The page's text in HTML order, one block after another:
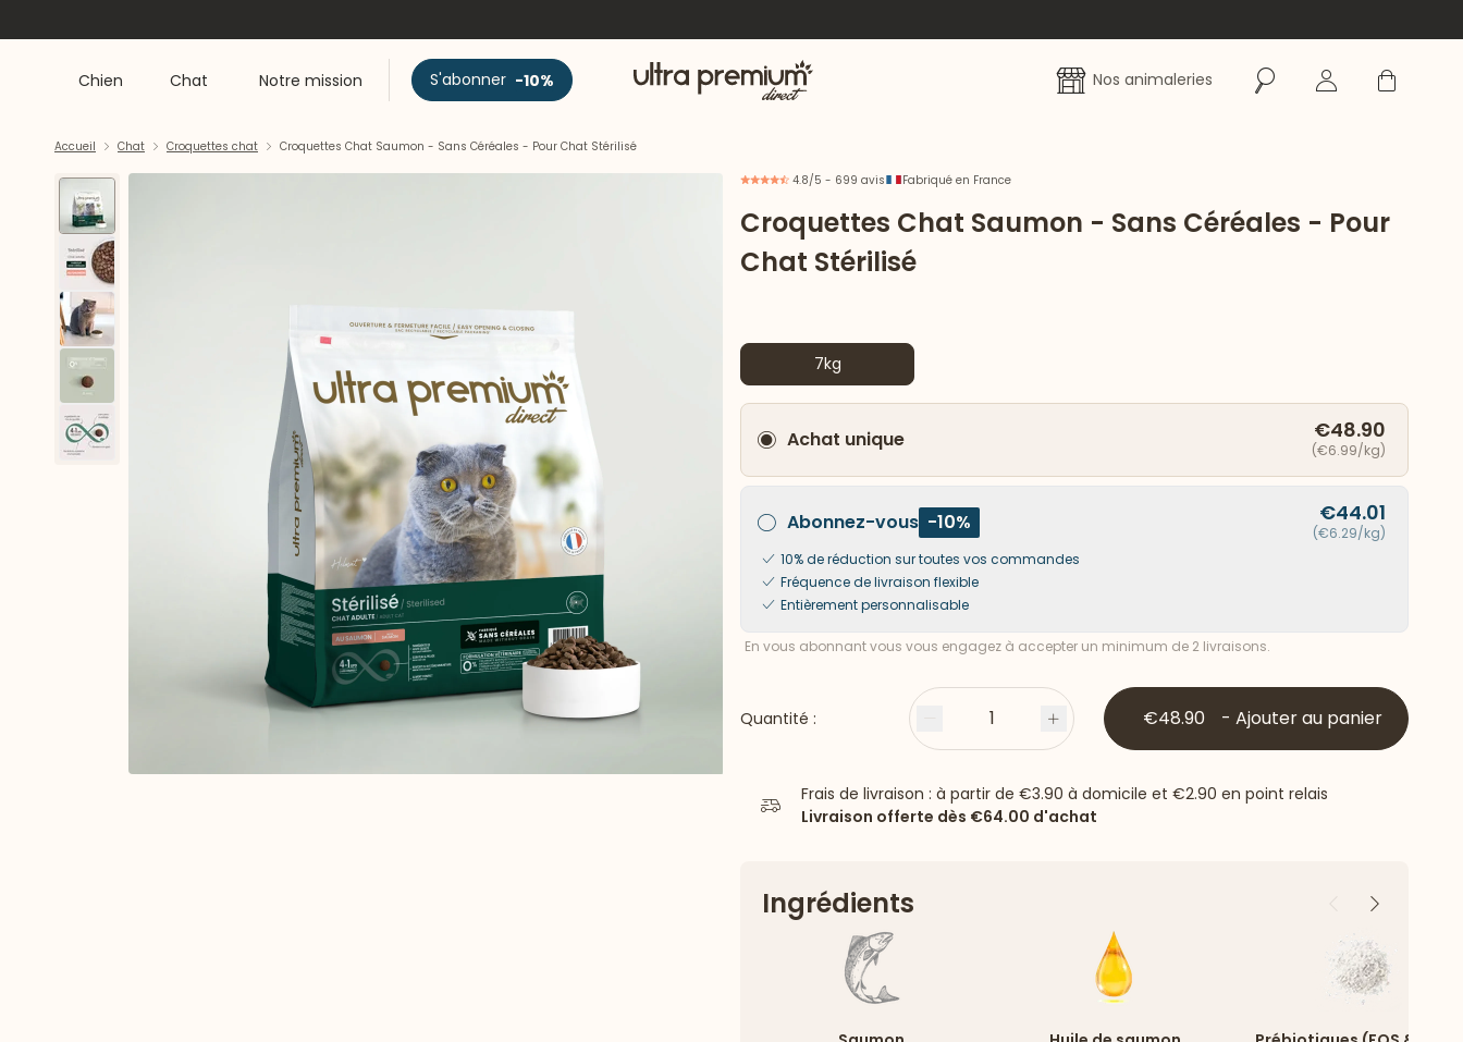
Chien Chat Notre mission S'abonner -10% Accueil Nos animaleries RechercherSe connecter
Panier
Accueil Chat Croquettes chat Croquettes Chat Saumon - Sans Céréales - Pour Chat Stérilisé
4.8/5 - 699 avis Fabriqué en France
Croquettes Chat Saumon - Sans Céréales - Pour
Chat Stérilisé
7kg
Achat unique €48.90
(€6.99/kg)
Abonnez-vous -10% €44.01
(€6.29/kg)
10% de réduction sur toutes vos commandes
Fréquence de livraison flexible
Entièrement personnalisable
En vous abonnant vous vous engagez à accepter un minimum de 2 livraisons.
Quantité : Moins 1 Plus €48.90 - Ajouter au panier
Frais de livraison : à partir de €3.90 à domicile et €2.90 en point relais
Livraison offerte dès €64.00 d'achat
Ingrédients PrécédentSuivant